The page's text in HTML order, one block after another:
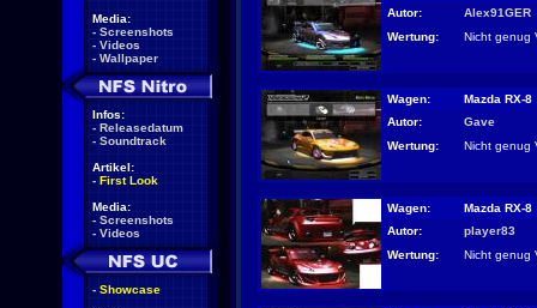
Media:
- Screenshots
- Videos
- Wallpaper
Infos:
- Releasedatum
- Soundtrack
Artikel:
- First Look
Media:
- Screenshots
- Videos
- Showcase
Autor:
Alex91GER
Wertung:
Nicht genug
Wagen:
Mazda RX-8
Autor:
Gave
Wertung:
Nicht genug
Wagen:
Mazda RX-8
Autor:
player83
Wertung:
Nicht genug